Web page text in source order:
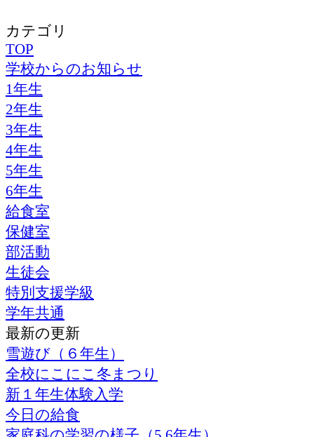
カテゴリ
TOP
学校からのお知らせ
1年生
2年生
3年生
4年生
5年生
6年生
給食室
保健室
部活動
生徒会
特別支援学級
学年共通
最新の更新
雪遊び（６年生）
全校にこにこ冬まつり
新１年生体験入学
今日の給食